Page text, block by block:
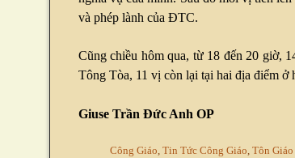
và phép lành của ĐTC.
Cũng chiều hôm qua, từ 18 đến 20 giờ,
Tông Tòa, 11 vị còn lại tại hai địa điểm
Giuse Trần Đức Anh OP
Công Giáo, Tin Tức Công Giáo, Tôn Giáo